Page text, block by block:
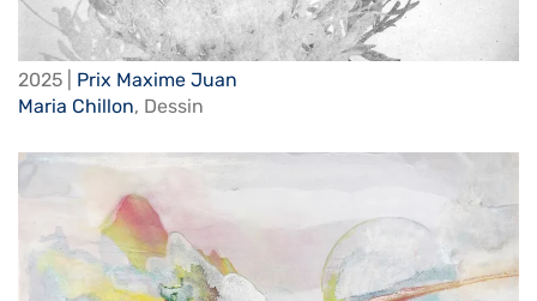
2025 | Prix Maxime Juan
Maria Chillon, Dessin